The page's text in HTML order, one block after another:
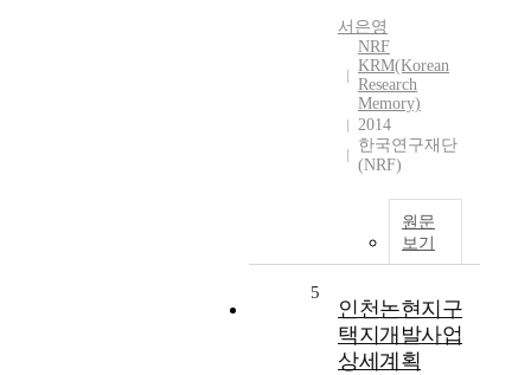
서은영
NRF
KRM(Korean
Research
Memory)
2014
한국연구재단
(NRF)
원문
보기
5
인천논현지구
택지개발사업
상세계획